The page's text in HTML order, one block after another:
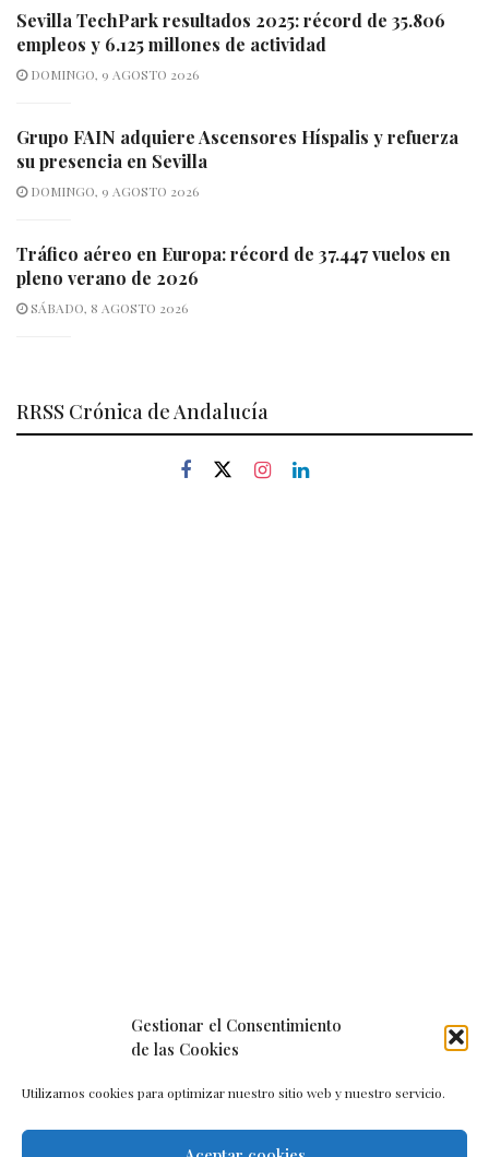
Gestionar el Consentimiento
de las Cookies
Utilizamos cookies para optimizar nuestro sitio web y nuestro servicio.
Sevilla TechPark resultados 2025: récord de 35.806
empleos y 6.125 millones de actividad
DOMINGO, 9 AGOSTO 2026
Grupo FAIN adquiere Ascensores Híspalis y refuerza
su presencia en Sevilla
DOMINGO, 9 AGOSTO 2026
Tráfico aéreo en Europa: récord de 37.447 vuelos en
pleno verano de 2026
SÁBADO, 8 AGOSTO 2026
RRSS Crónica de Andalucía